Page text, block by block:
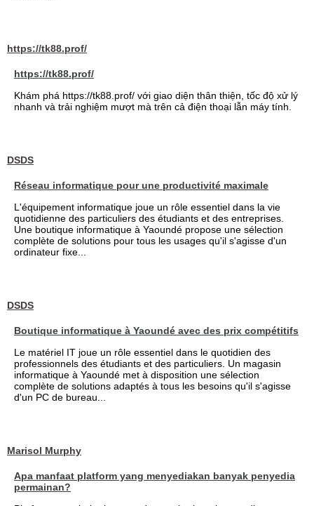
https://tk88.prof/
https://tk88.prof/
Khám phá https://tk88.prof/ với giao diện thân thiện, tốc độ xử lý
nhanh và trải nghiệm mượt mà trên cả điện thoại lẫn máy tính.
DSDS
Réseau informatique pour une productivité maximale
L'équipement informatique joue un rôle essentiel dans la vie
quotidienne des particuliers des étudiants et des entreprises.
Une boutique informatique à Yaoundé propose une sélection
complète de solutions pour tous les usages qu'il s'agisse d'un
ordinateur fixe...
DSDS
Boutique informatique à Yaoundé avec des prix compétitifs
Le matériel IT joue un rôle essentiel dans le quotidien des
professionnels des étudiants et des particuliers. Un magasin
informatique à Yaoundé met à disposition une sélection
complète de solutions adaptés à tous les besoins qu'il s'agisse
d'un PC de bureau...
Marisol Murphy
Apa manfaat platform yang menyediakan banyak penyedia
permainan?